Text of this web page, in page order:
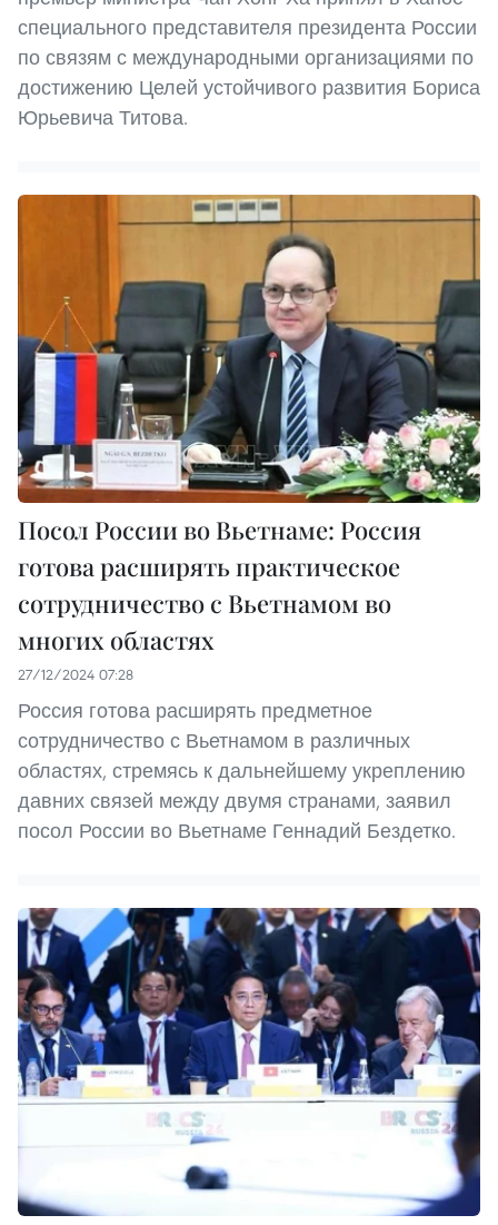
специального представителя президента России
по связям с международными организациями по
достижению Целей устойчивого развития Бориса
Юрьевича Титова.
Посол России во Вьетнаме: Россия
готова расширять практическое
сотрудничество с Вьетнамом во
многих областях
27/12/2024 07:28
Россия готова расширять предметное
сотрудничество с Вьетнамом в различных
областях, стремясь к дальнейшему укреплению
давних связей между двумя странами, заявил
посол России во Вьетнаме Геннадий Бездетко.